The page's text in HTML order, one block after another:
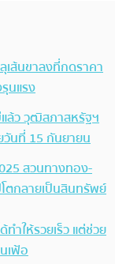
ส้นขาลงที่กดราคา
นแรง
แล้ว วุฒิสภาสหรัฐฯ
นที่ 15 กันยายน
สวนทางทอง-
ตกลายเป็นสินทรัพย์
ำให้รวยเร็ว แต่ช่วย
เฟ้อ